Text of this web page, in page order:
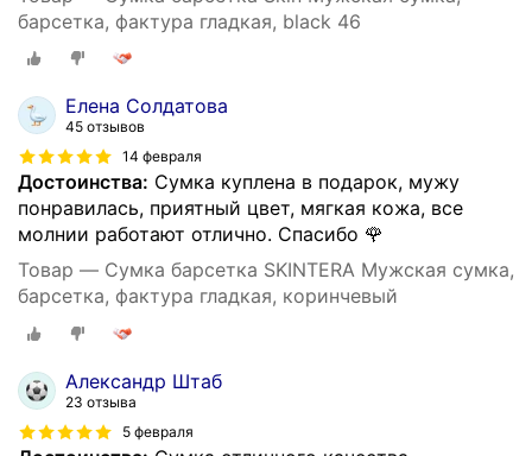
барсетка, фактура гладкая, black 46
Елена Солдатова
45 отзывов
14 февраля
Достоинства: Сумка куплена в подарок, мужу
понравилась, приятный цвет, мягкая кожа, все
молнии работают отлично. Спасибо 🌹
Товар — Сумка барсетка SKINTERA Мужская сумка,
барсетка, фактура гладкая, коринчевый
Александр Штаб
23 отзыва
5 февраля